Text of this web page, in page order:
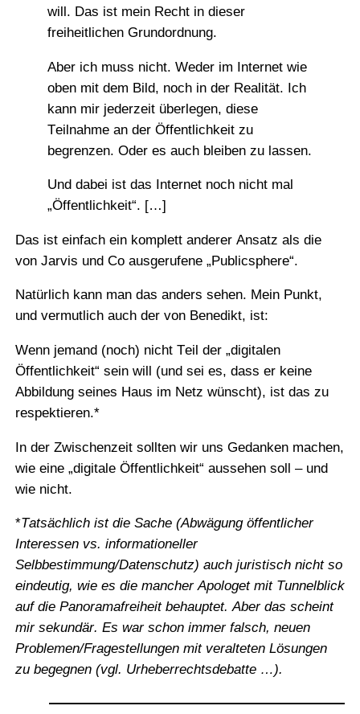
will. Das ist mein Recht in dieser
freiheitlichen Grundordnung.
Aber ich muss nicht. Weder im Internet wie
oben mit dem Bild, noch in der Realität. Ich
kann mir jederzeit überlegen, diese
Teilnahme an der Öffentlichkeit zu
begrenzen. Oder es auch bleiben zu lassen.
Und dabei ist das Internet noch nicht mal
„Öffentlichkeit“. […]
Das ist einfach ein komplett anderer Ansatz als die
von Jarvis und Co ausgerufene „Publicsphere“.
Natürlich kann man das anders sehen. Mein Punkt,
und vermutlich auch der von Benedikt, ist:
Wenn jemand (noch) nicht Teil der „digitalen
Öffentlichkeit“ sein will (und sei es, dass er keine
Abbildung seines Haus im Netz wünscht), ist das zu
respektieren.*
In der Zwischenzeit sollten wir uns Gedanken machen,
wie eine „digitale Öffentlichkeit“ aussehen soll – und
wie nicht.
*Tatsächlich ist die Sache (Abwägung öffentlicher
Interessen vs. informationeller
Selbbestimmung/Datenschutz) auch juristisch nicht so
eindeutig, wie es die mancher Apologet mit Tunnelblick
auf die Panoramafreiheit behauptet. Aber das scheint
mir sekundär. Es war schon immer falsch, neuen
Problemen/Fragestellungen mit veralteten Lösungen
zu begegnen (vgl. Urheberrechtsdebatte …).